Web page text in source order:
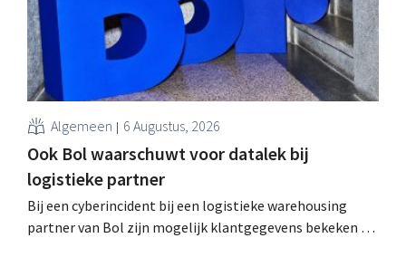
Algemeen 6 Augustus, 2026
Ook Bol waarschuwt voor datalek bij
logistieke partner
Bij een cyberincident bij een logistieke warehousing
partner van Bol zijn mogelijk klantgegevens bekeken of